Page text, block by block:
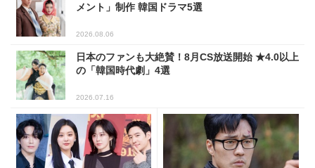
メント」制作 韓国ドラマ5選
2026.08.06
日本のファンも大絶賛！8月CS放送開始 ★4.0以上
の「韓国時代劇」4選
2026.07.16